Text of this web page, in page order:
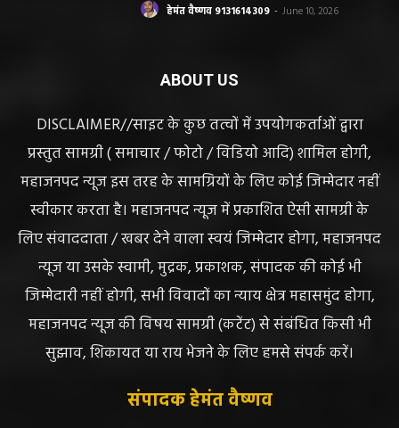
हेमंत वैष्णव 9131614309 - June 10, 2026
ABOUT US
DISCLAIMER//साइट के कुछ तत्वों में उपयोगकर्ताओं द्वारा
प्रस्तुत सामग्री ( समाचार / फोटो / विडियो आदि) शामिल होगी,
महाजनपद न्यूज इस तरह के सामग्रियों के लिए कोई जिम्मेदार नहीं
स्वीकार करता है। महाजनपद न्यूज में प्रकाशित ऐसी सामग्री के
लिए संवाददाता / खबर देने वाला स्वयं जिम्मेदार होगा, महाजनपद
न्यूज या उसके स्वामी, मुद्रक, प्रकाशक, संपादक की कोई भी
जिम्मेदारी नहीं होगी, सभी विवादों का न्याय क्षेत्र महासमुंद होगा,
महाजनपद न्यूज की विषय सामग्री (कटेंट) से संबंधित किसी भी
सुझाव, शिकायत या राय भेजने के लिए हमसे संपर्क करें।
संपादक हेमंत वैष्णव